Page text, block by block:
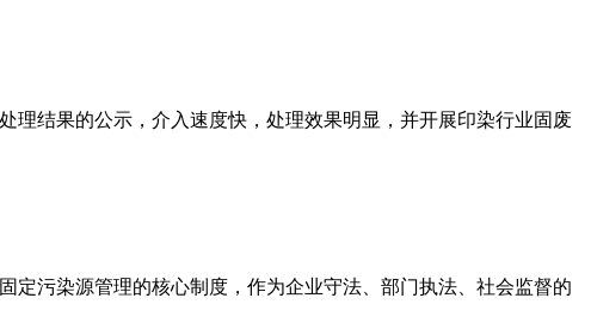
理结果的公示，介入速度快，处理效果明显，并开展印染行业固废
定污染源管理的核心制度，作为企业守法、部门执法、社会监督的